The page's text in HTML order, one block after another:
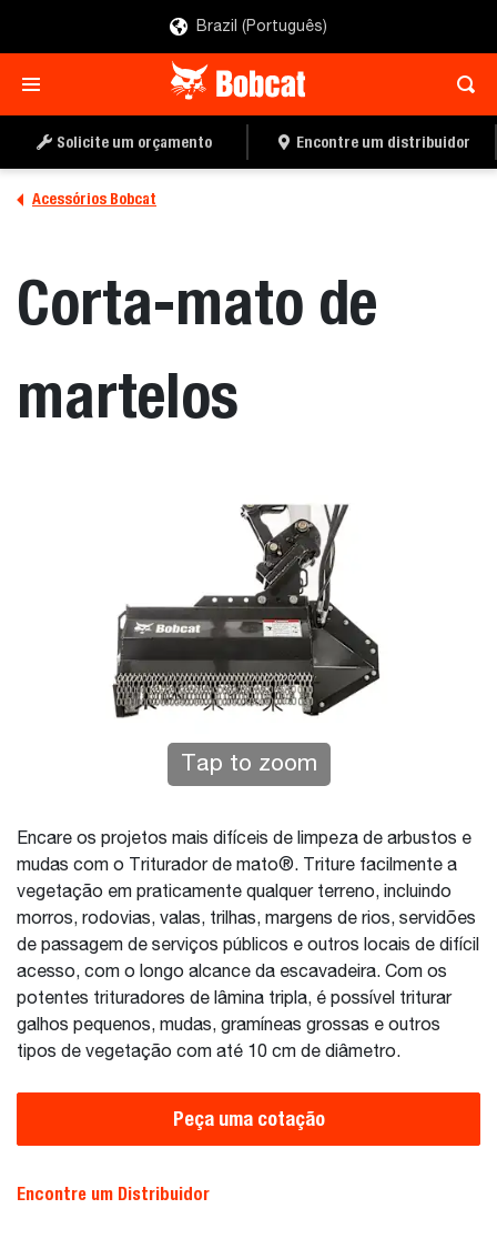
Brazil (Português)
Solicite um orçamento Encontre um distribuidor
Acessórios Bobcat
Corta-mato de
martelos
Tap to zoom
Encare os projetos mais difíceis de limpeza de arbustos e
mudas com o Triturador de mato®. Triture facilmente a
vegetação em praticamente qualquer terreno, incluindo
morros, rodovias, valas, trilhas, margens de rios, servidões
de passagem de serviços públicos e outros locais de difícil
acesso, com o longo alcance da escavadeira. Com os
potentes trituradores de lâmina tripla, é possível triturar
galhos pequenos, mudas, gramíneas grossas e outros
tipos de vegetação com até 10 cm de diâmetro.
Peça uma cotação
Encontre um Distribuidor
PEÇA UMA COTAÇÃO
ENCONTRE UM